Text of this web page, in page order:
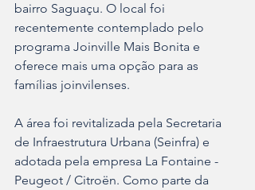
bairro Saguaçu. O local foi
recentemente contemplado pelo
programa Joinville Mais Bonita e
oferece mais uma opção para as
famílias joinvilenses.
A área foi revitalizada pela Secretaria
de Infraestrutura Urbana (Seinfra) e
adotada pela empresa La Fontaine -
Peugeot / Citroën. Como parte da